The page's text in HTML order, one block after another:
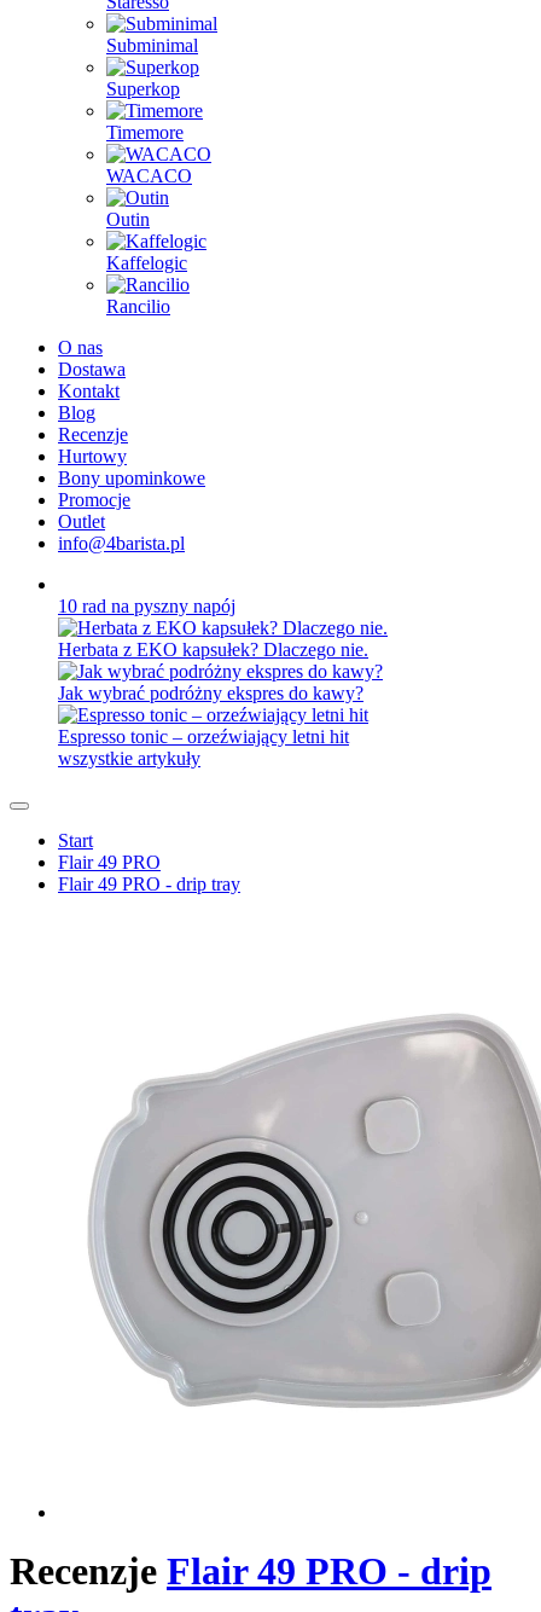
Subminimal
Superkop
Timemore
WACACO
Outin
Kaffelogic
Rancilio
O nas
Dostawa
Kontakt
Blog
Recenzje
Hurtowy
Bony upominkowe
Promocje
Outlet
info@4barista.pl
10 rad na pyszny napój
Herbata z EKO kapsułek? Dlaczego nie.
Jak wybrać podróżny ekspres do kawy?
Espresso tonic – orzeźwiający letni hit
wszystkie artykuły
Start
Flair 49 PRO
Flair 49 PRO - drip tray
Recenzje Flair 49 PRO - drip